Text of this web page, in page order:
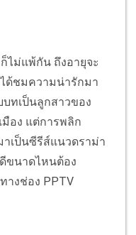
ไม่แพ้กัน ถึงอายุจะ
ด้ชมความน่ารักมา
บทเป็นลูกสาวของ
อง แต่การพลิก
เป็นซีรีส์แนวดราม่า
ขนาดไหนต้อง
างช่อง PPTV